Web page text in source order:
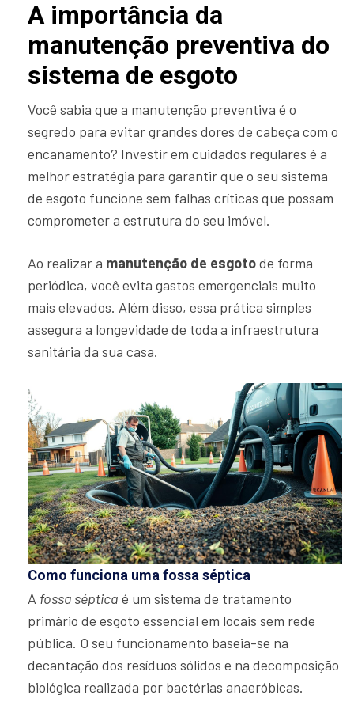
A importância da
manutenção preventiva do
sistema de esgoto
Você sabia que a manutenção preventiva é o
segredo para evitar grandes dores de cabeça com o
encanamento? Investir em cuidados regulares é a
melhor estratégia para garantir que o seu sistema
de esgoto funcione sem falhas críticas que possam
comprometer a estrutura do seu imóvel.
Ao realizar a manutenção de esgotode forma
periódica, você evita gastos emergenciais muito
mais elevados. Além disso, essa prática simples
assegura a longevidade de toda a infraestrutura
sanitária da sua casa.
Como funciona uma fossa séptica
A fossa séptica é um sistema de tratamento
primário de esgoto essencial em locais sem rede
pública. O seu funcionamento baseia-se na
decantação dos resíduos sólidos e na decomposição
biológica realizada por bactérias anaeróbicas.